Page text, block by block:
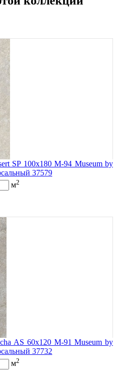
SP 100х180 M-94 Museum by
37579
м2
AS 60х120 M-91 Museum by
37732
м2